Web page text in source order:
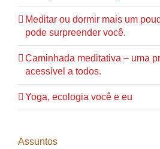
Meditar ou dormir mais um
pode surpreender você.
Caminhada meditativa – uma
acessível a todos.
Yoga, ecologia você e eu
Assuntos